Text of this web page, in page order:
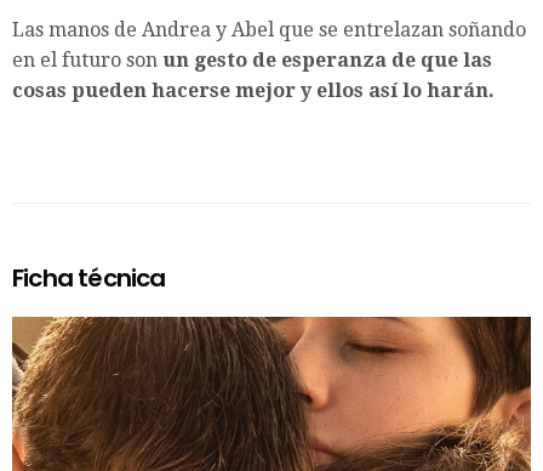
Las manos de Andrea y Abel que se entrelazan soñando
en el futuro son un gesto de esperanza de que las
cosas pueden hacerse mejor y ellos así lo harán.
Ficha técnica